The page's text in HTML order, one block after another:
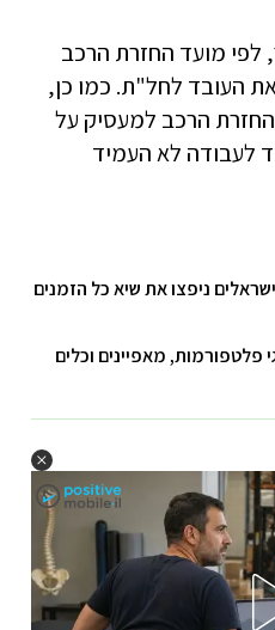
לפי מועד החזרת הרכב
העובד לחל"ת. כמו כן,
הרכב למעסיק על
לעבודה לא העמיד
ניפצו את שיא כל הזמנים
מאפיינים וכלים